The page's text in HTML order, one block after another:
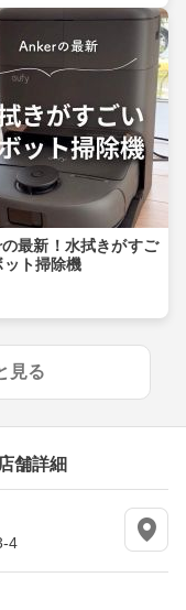
最新！水拭きがすご
ット掃除機
見る
舗詳細
4